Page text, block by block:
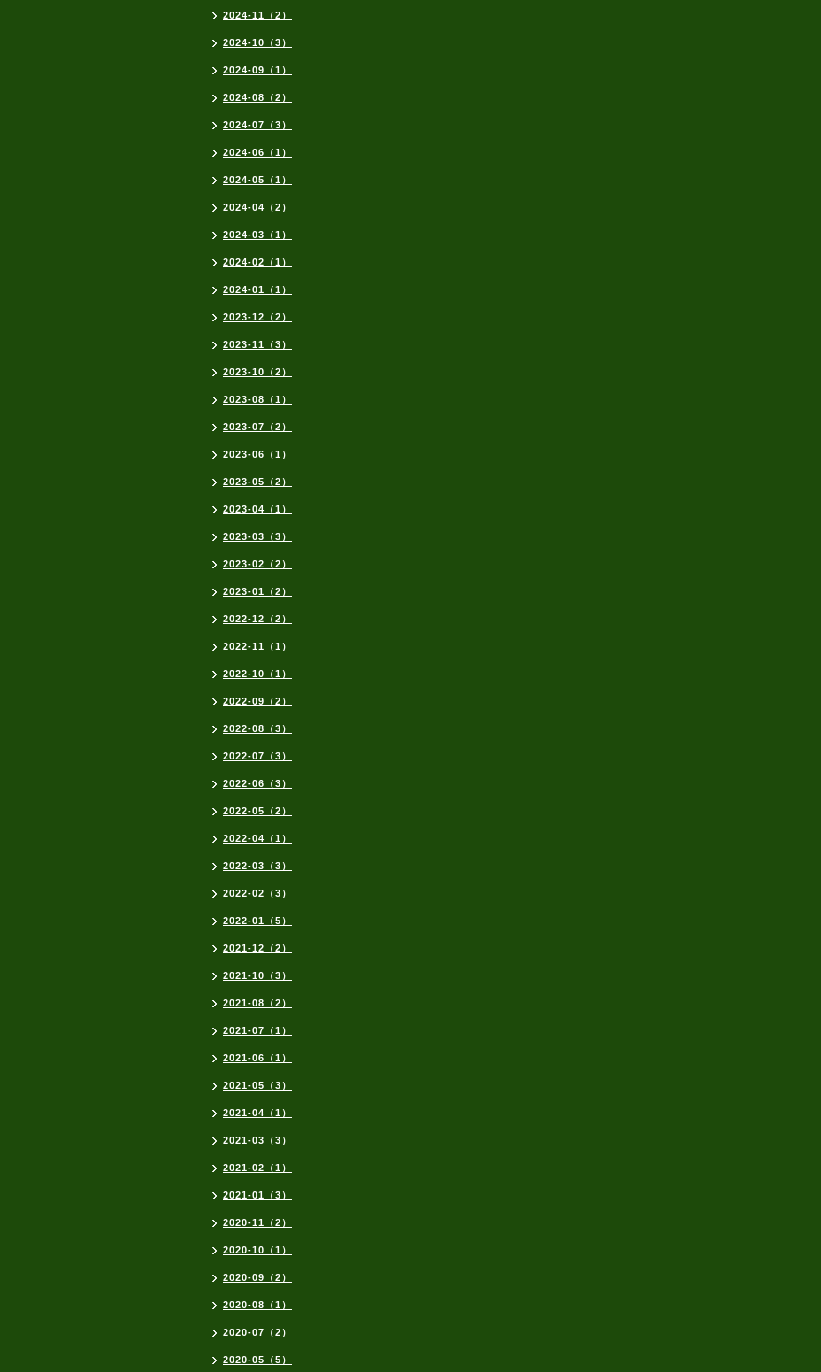
2024-11（2）
2024-10（3）
2024-09（1）
2024-08（2）
2024-07（3）
2024-06（1）
2024-05（1）
2024-04（2）
2024-03（1）
2024-02（1）
2024-01（1）
2023-12（2）
2023-11（3）
2023-10（2）
2023-08（1）
2023-07（2）
2023-06（1）
2023-05（2）
2023-04（1）
2023-03（3）
2023-02（2）
2023-01（2）
2022-12（2）
2022-11（1）
2022-10（1）
2022-09（2）
2022-08（3）
2022-07（3）
2022-06（3）
2022-05（2）
2022-04（1）
2022-03（3）
2022-02（3）
2022-01（5）
2021-12（2）
2021-10（3）
2021-08（2）
2021-07（1）
2021-06（1）
2021-05（3）
2021-04（1）
2021-03（3）
2021-02（1）
2021-01（3）
2020-11（2）
2020-10（1）
2020-09（2）
2020-08（1）
2020-07（2）
2020-05（5）